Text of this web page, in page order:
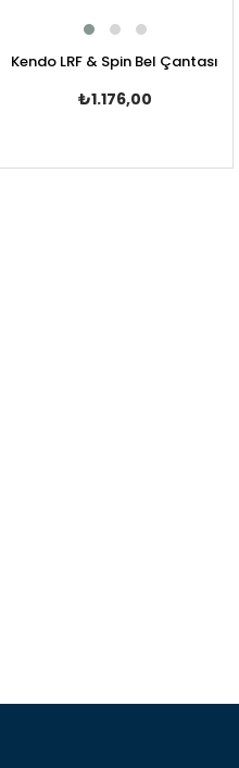
Kendo LRF & Spin Bel Çantası
₺1.176,00